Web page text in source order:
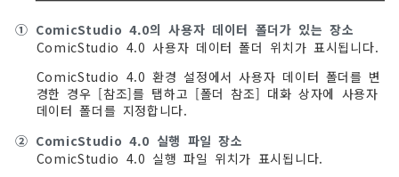
① ComicStudio 4.0의 사용자 데이터 폴더가 있는 장소
ComicStudio 4.0 사용자 데이터 폴더 위치가 표시됩니다.
ComicStudio 4.0 환경 설정에서 사용자 데이터 폴더를 변
경한 경우 [참조]를 탭하고 [폴더 참조] 대화 상자에 사용자
데이터 폴더를 지정합니다.
② ComicStudio 4.0 실행 파일 장소
ComicStudio 4.0 실행 파일 위치가 표시됩니다.